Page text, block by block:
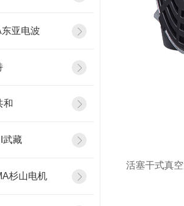
亚电波
和
武藏
杉山电机
活塞干式真